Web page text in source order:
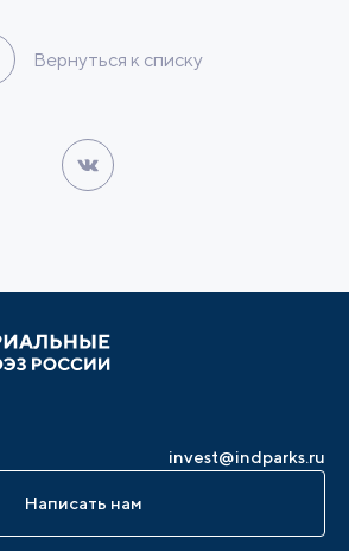
Вернуться к списку
invest@indparks.ru
Написать нам